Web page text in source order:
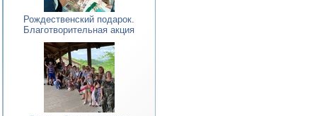
Рождественский подарок.
Благотворительная акция